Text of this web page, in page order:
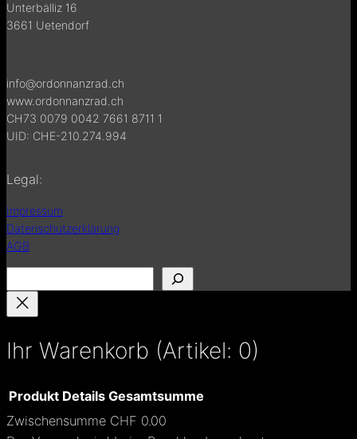
Unterbälliz 16
3661 Uetendorf
info@ordonnanzrad.ch
www.ordonnanzrad.ch
CH73 0079 0042 7661 8711 1
UID: CHE-210.274.994
Legal:
Impressum
Datenschutzerklärung
AGB
u
c
h
eIhr Warenkorb (Artikel: 0)
Produkt Details Gesamtsumme
Zwischensumme CHF 0.00